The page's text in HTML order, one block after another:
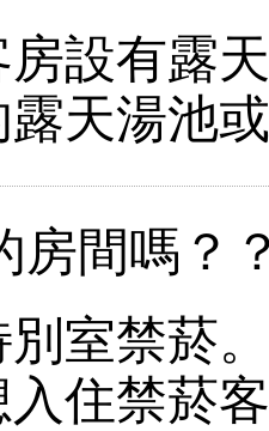
設有露
露天湯池
房間嗎？
別室禁菸
入住禁菸